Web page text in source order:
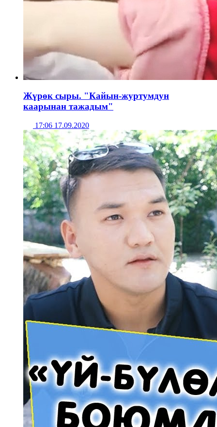
Жүрөк сыры. "Кайын-журтумдун
каарынан тажадым"
17:06 17.09.2020